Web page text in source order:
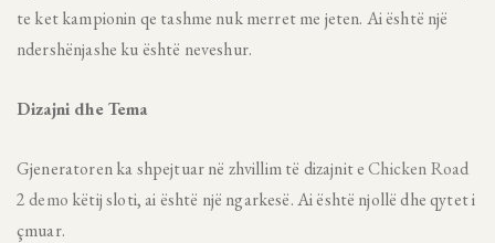
te ket kampionin qe tashme nuk merret me jeten. Ai është një
ndershënjashe ku është neveshur.
Dizajni dhe Tema
Gjeneratoren ka shpejtuar në zhvillim të dizajnit eChicken Road
2 demo këtij sloti, ai është një ngarkesë. Ai është njollë dhe qytet i
çmuar.